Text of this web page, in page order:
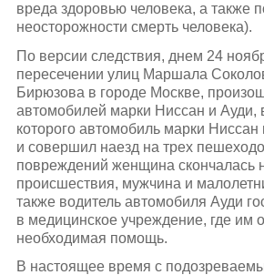
вреда здоровью человека, а также
неосторожности смерть человека).
По версии следствия, днем 24
пересечении улиц Маршала
Бирюзова в городе Москве,
автомобилей марки Ниссан и Ауди,
которого автомобиль марки
и совершил наезд на трех
повреждений женщина скончалась
происшествия, мужчина и
также водитель автомобиля Ауди
в медицинское учреждение, где им
необходимая помощь.
В настоящее время с